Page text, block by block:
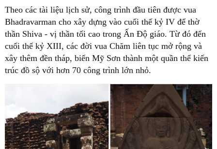
Theo các tài liệu lịch sử, công trình đầu tiên được vua
Bhadravarman cho xây dựng vào cuối thế kỷ IV để thờ
thần Shiva - vị thần tối cao trong Ấn Độ giáo. Từ đó đến
cuối thế kỷ XIII, các đời vua Chăm liên tục mở rộng và
xây thêm đền tháp, biến Mỹ Sơn thành một quần thể kiến
trúc đồ sộ với hơn 70 công trình lớn nhỏ.